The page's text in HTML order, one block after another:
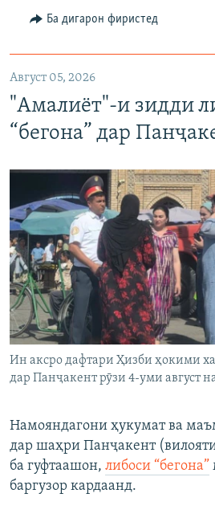
Ба дигарон фиристед
Август 05, 2026
"Амалиёт"-и зидди
“бегона” дар
Ин аксро дафтари Ҳизби ҳокими
дар Панҷакент рӯзи 4-уми август
Намояндагони ҳукумат ва
дар шаҳри Панҷакент
ба гуфтаашон, либоси “бегона”
баргузор кардаанд.